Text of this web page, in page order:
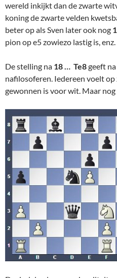
wereld inkijkt dan de zwarte
koning de zwarte velden
beter op als Sven later ook nog
pion op e5 zowiezo lastig is,
De stelling na 18 … Te8geeft
nafilosoferen. Iedereen voelt
gewonnen is voor wit. Maar